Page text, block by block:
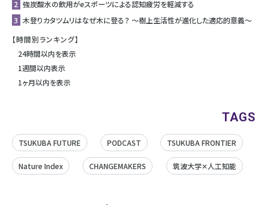
2 強炭酸水の飲用がeスポーツによる認知疲労を軽減する
3 木登りカタツムリはなぜ木に登る？ ～樹上生活性が進化した適応的意義～
【時間別ランキング】
24時間以内を表示
1週間以内表示
1ヶ月以内を表示
TAGS
TSUKUBA FUTURE PODCAST TSUKUBA FRONTIER
Nature Index CHANGEMAKERS 筑波大学✕人工知能